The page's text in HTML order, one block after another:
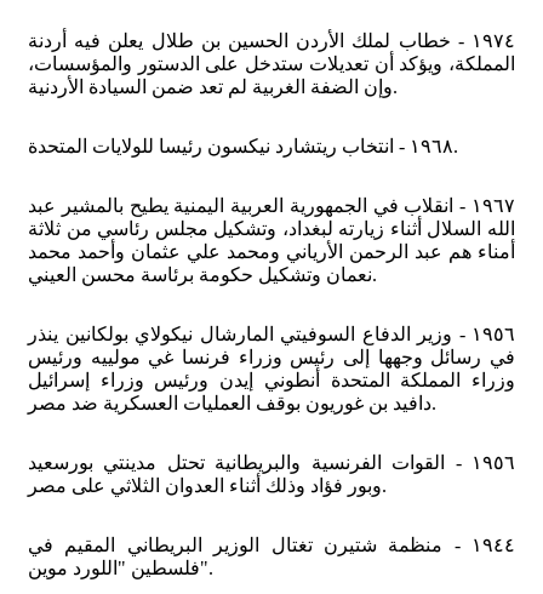
١٩٧٤ - خطاب لملك الأردن الحسين بن طلال يعلن فيه أردنة
المملكة، ويؤكد أن تعديلات ستدخل على الدستور والمؤسسات،
وإن الضفة الغربية لم تعد ضمن السيادة الأردنية.
١٩٦٨ - انتخاب ريتشارد نيكسون رئيسا للولايات المتحدة.
١٩٦٧ - انقلاب في الجمهورية العربية اليمنية يطيح بالمشير عبد
الله السلال أثناء زيارته لبغداد، وتشكيل مجلس رئاسي من ثلاثة
أمناء هم عبد الرحمن الأرياني ومحمد علي عثمان وأحمد محمد
نعمان وتشكيل حكومة برئاسة محسن العيني.
١٩٥٦ - وزير الدفاع السوفيتي المارشال نيكولاي بولكانين ينذر
في رسائل وجهها إلى رئيس وزراء فرنسا غي مولييه ورئيس
وزراء المملكة المتحدة أنطوني إيدن ورئيس وزراء إسرائيل
دافيد بن غوريون بوقف العمليات العسكرية ضد مصر.
١٩٥٦ - القوات الفرنسية والبريطانية تحتل مدينتي بورسعيد
وبور فؤاد وذلك أثناء العدوان الثلاثي على مصر.
١٩٤٤ - منظمة شتيرن تغتال الوزير البريطاني المقيم في
فلسطين "اللورد موين".